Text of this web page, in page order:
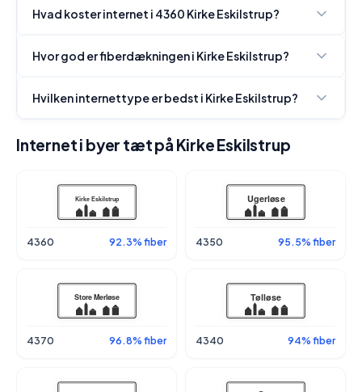
Hvad koster internet i 4360 Kirke Eskilstrup?
Hvor god er fiberdækningen i Kirke Eskilstrup?
Hvilken internettype er bedst i Kirke Eskilstrup?
Internet i byer tæt på Kirke Eskilstrup
4360 92.3% fiber 4350 95.5% fiber
4370 96.8% fiber 4340 94% fiber